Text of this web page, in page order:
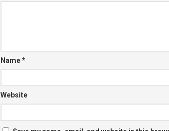
Name*
Website